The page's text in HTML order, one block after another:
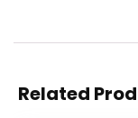
Related